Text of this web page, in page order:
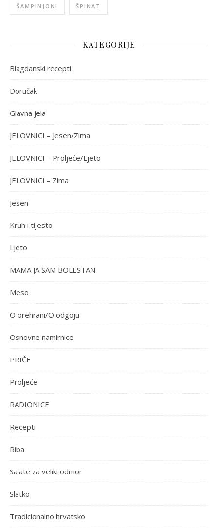
ŠAMPINJONI ŠPINAT
KATEGORIJE
Blagdanski recepti
Doručak
Glavna jela
JELOVNICI – Jesen/Zima
JELOVNICI – Proljeće/Ljeto
JELOVNICI – Zima
Jesen
Kruh i tijesto
Ljeto
MAMA JA SAM BOLESTAN
Meso
O prehrani/O odgoju
Osnovne namirnice
PRIČE
Proljeće
RADIONICE
Recepti
Riba
Salate za veliki odmor
Slatko
Tradicionalno hrvatsko